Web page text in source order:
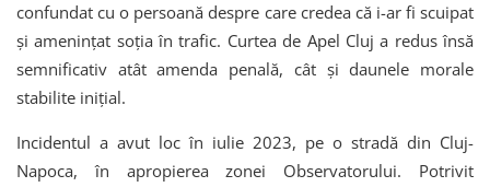
confundat cu o persoană despre care credea că i-ar fi scuipat
și amenințat soția în trafic. Curtea de Apel Cluj a redus însă
semnificativ atât amenda penală, cât și daunele morale
stabilite inițial.
Incidentul a avut loc în iulie 2023, pe o stradă din Cluj-
Napoca, în apropierea zonei Observatorului. Potrivit